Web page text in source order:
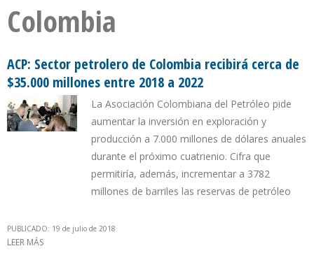
Colombia
ACP: Sector petrolero de Colombia recibirá cerca de
$35.000 millones entre 2018 a 2022
La Asociación Colombiana del Petróleo pide
aumentar la inversión en exploración y
producción a 7.000 millones de dólares anuales
durante el próximo cuatrienio. Cifra que
permitiría, además, incrementar a 3782
millones de barriles las reservas de petróleo
PUBLICADO: 19 de julio de 2018
LEER MÁS